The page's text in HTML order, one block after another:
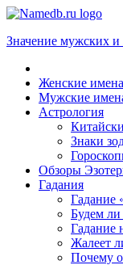
Значение мужских
Женские имена
Мужские
Астрология
Знаки
Обзоры
Гадания
Гадание
Будем
Гадание
Жалеет
Почему